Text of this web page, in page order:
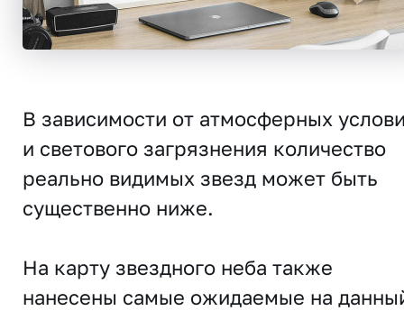
В зависимости от атмосферных
и светового загрязнения количество
реально видимых звезд может быть
существенно ниже.
На карту звездного неба также
нанесены самые ожидаемые на